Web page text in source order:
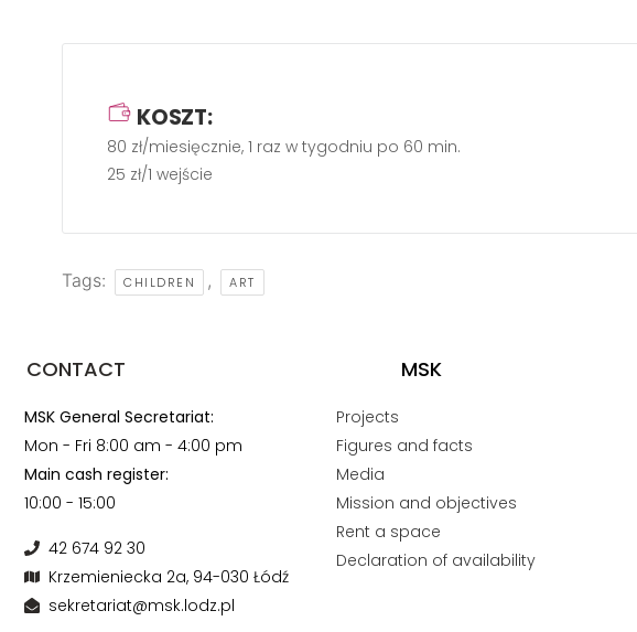
KOSZT:
80 zł/miesięcznie, 1 raz w tygodniu po 60 min.
25 zł/1 wejście
Tags: CHILDREN , ART
CONTACT MSK
MSK General Secretariat:
Mon - Fri 8:00 am - 4:00 pm
Main cash register:
10:00 - 15:00
42 674 92 30
Krzemieniecka 2a, 94-030 Łódź
sekretariat@msk.lodz.pl
Projects
Figures and facts
Media
Mission and objectives
Rent a space
Declaration of availability